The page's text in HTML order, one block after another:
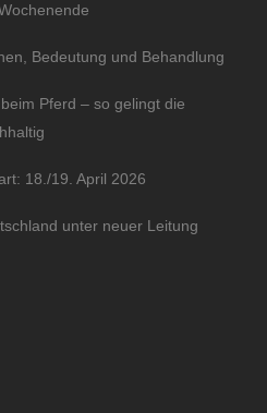
Bedeutung und Behandlung
Pferd – so gelingt die
18./19. April 2026
unter neuer Leitung